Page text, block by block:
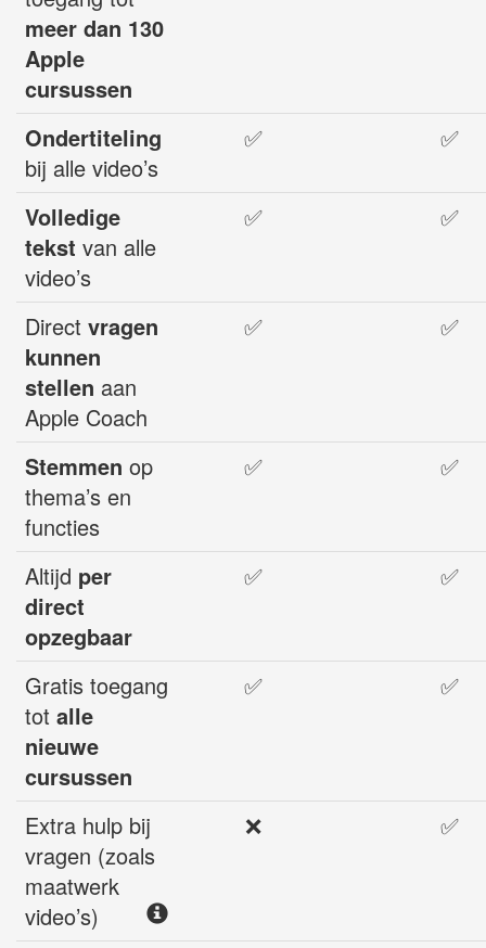
meer dan 130
Apple
cursussen
Ondertiteling
bij alle video’s
✅ ✅
Volledige
tekst van alle
video’s
✅ ✅
Direct vragen
kunnen
stellen aan
Apple Coach
✅ ✅
Stemmen op
thema’s en
functies
✅ ✅
Altijd per
direct
opzegbaar
✅ ✅
Gratis toegang
tot alle
nieuwe
cursussen
✅ ✅
Extra hulp bij
vragen (zoals
maatwerk
video’s)
❌ ✅